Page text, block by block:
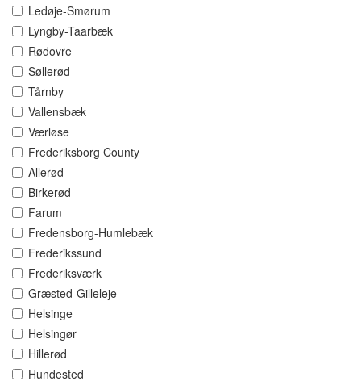
Ledøje-Smørum
Lyngby-Taarbæk
Rødovre
Søllerød
Tårnby
Vallensbæk
Værløse
Frederiksborg County
Allerød
Birkerød
Farum
Fredensborg-Humlebæk
Frederikssund
Frederiksværk
Græsted-Gilleleje
Helsinge
Helsingør
Hillerød
Hundested